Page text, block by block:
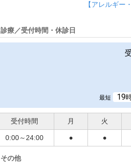
【アレルギー
診療／受付時間・休診日
最短 19
受付時間 月 火
0:00～24:00 ● ●
その他